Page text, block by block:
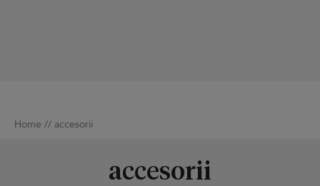
Home // accesorii
accesorii